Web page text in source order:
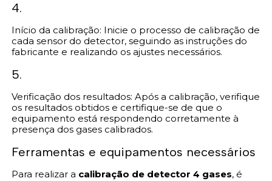
4.
Início da calibração: Inicie o processo de calibração de
cada sensor do detector, seguindo as instruções do
fabricante e realizando os ajustes necessários.
5.
Verificação dos resultados: Após a calibração, verifique
os resultados obtidos e certifique-se de que o
equipamento está respondendo corretamente à
presença dos gases calibrados.
Ferramentas e equipamentos necessários
Para realizar a calibração de detector 4 gases, é